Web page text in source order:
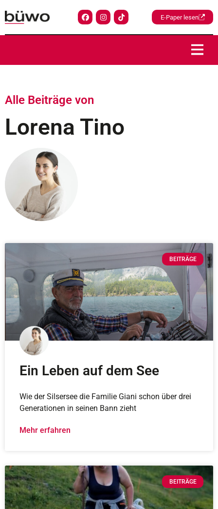
E-Paper lesen
Alle Beiträge von
Lorena Tino
BEITRÄGE
Ein Leben auf dem See
Wie der Silsersee die Familie Giani schon über drei
Generationen in seinen Bann zieht
Mehr erfahren
BEITRÄGE